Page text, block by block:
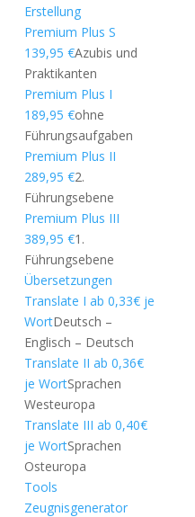
Erstellung
Premium Plus S
139,95 €Azubis und
Praktikanten
Premium Plus I
189,95 €ohne
Führungsaufgaben
Premium Plus II
289,95 €2.
Führungsebene
Premium Plus III
389,95 €1.
Führungsebene
Übersetzungen
Translate I ab 0,33€ je
WortDeutsch –
Englisch – Deutsch
Translate II ab 0,36€
je WortSprachen
Westeuropa
Translate III ab 0,40€
je WortSprachen
Osteuropa
Tools
Zeugnisgenerator